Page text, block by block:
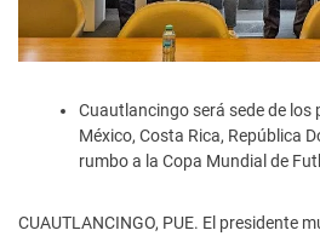
Cuautlancingo será sede de
México, Costa Rica, República
rumbo a la Copa Mundial de
CUAUTLANCINGO, PUE. El presidente